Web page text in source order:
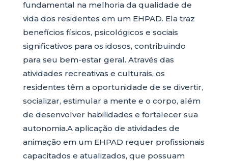
fundamental na melhoria da qualidade de
vida dos residentes em um EHPAD. Ela traz
benefícios físicos, psicológicos e sociais
significativos para os idosos, contribuindo
para seu bem-estar geral. Através das
atividades recreativas e culturais, os
residentes têm a oportunidade de se divertir,
socializar, estimular a mente e o corpo, além
de desenvolver habilidades e fortalecer sua
autonomia.A aplicação de atividades de
animação em um EHPAD requer profissionais
capacitados e atualizados, que possuam